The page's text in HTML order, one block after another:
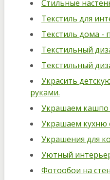
Стильные
Текстиль для
Текстиль дома -
Текстильный
Текстильный
Украсить
руками.
Украшаем кашпо
Украшаем кухню
Украшения для
Уютный
Фотообои на